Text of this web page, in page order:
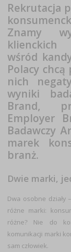
Rekrutacja
Znamy
klienckich
wśród
Polacy
nich
wyniki
Brand,
Employer
Badawczy
marek
branż.
Dwie marki,
Dwa osobne działy
różne marki:
różne? Nie do
komunikacji marki
sam człowiek.